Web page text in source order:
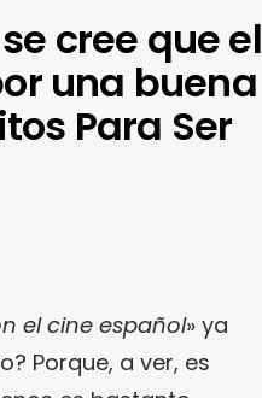
cree que el
una buena
Para Ser
el cine español» ya
Porque, a ver, es